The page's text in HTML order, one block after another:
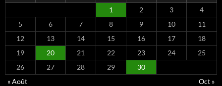
1
2 3
4
5
6 7 8 9 10
11
12
13 14 15 16 17
18
19
20 21 22 23 24
25
26
27 28 29
30
« Août
Oct »